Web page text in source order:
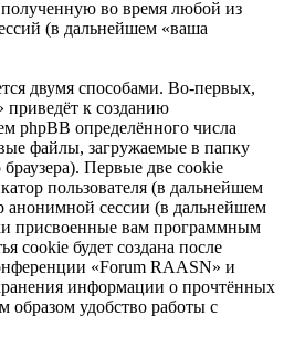
во время любой из
(в дальнейшем «ваша
двумя способами. Во-первых,
к созданию
phpBB определённого числа
файлы, загружаемые в папку
Первые две cookie
пользователя (в дальнейшем
анонимной сессии (в дальнейшем
присвоенные вам программным
cookie будет создана после
«Forum RAASN» и
информации о прочтённых
удобство работы с